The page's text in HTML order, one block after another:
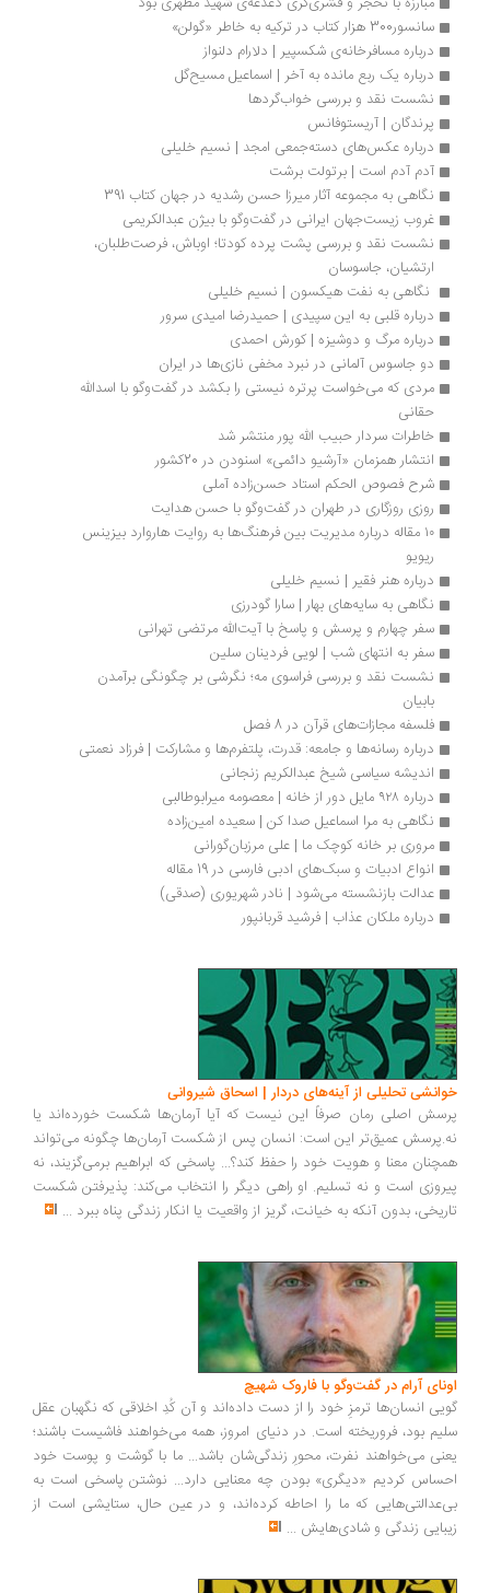
سانسور300 هزار کتاب در ترکیه به خاطر «گولن»
درباره مسافرخانه‌ی شکسپیر | دلارام دلنواز
درباره یک ربع مانده به آخر | اسماعیل مسیح‌گل
نشست نقد و بررسی خواب‌گردها
پرندگان | آریستوفانس
درباره عکس‌های دسته‌جمعی امجد | نسیم خلیلی
آدم آدم است | برتولت برشت
نگاهی به مجموعه آثار میرزا حسن رشدیه در جهان کتاب 391
غروب زیست‌جهان ایرانی در گفت‌وگو با بیژن عبدالکریمی
نشست نقد و بررسی پشت پرده کودتا؛ اوباش، فرصت‌طلبان،
ارتشیان، جاسوسان
نگاهی به نفت هیکسون | نسیم خلیلی
درباره قلبی به این سپیدی | حمیدرضا امیدی سرور
درباره مرگ و دوشیزه | کورش احمدی
دو جاسوس آلمانی در نبرد مخفی نازی‌ها در ایران
مردی که می‌خواست پرتره نیستی را بکشد در گفت‌وگو با اسدالله
خاطرات سردار حبیب الله پور منتشر شد
انتشار همزمان «آرشیو دائمی» اسنودن در 20کشور
شرح فصوص الحکم استاد حسن‌زاده آملی
روزی روزگاری در طهران در گفت‌وگو با حسن هدایت
۱۰ مقاله درباره مدیریت بین فرهنگ‌ها به روایت هاروارد بیزینس
درباره هنر فقیر | نسیم خلیلی
نگاهی به سایه‌های بهار | سارا گودرزی
سفر چهارم و پرسش و پاسخ‌ با آیت‌الله مرتضی تهرانی
سفر به انتهای شب | لویی فردینان سلین
فلسفه مجازات‌های قرآن در 8 فصل
درباره رسانه‌ها و جامعه: قدرت، پلتفرم‌ها و مشارکت | فرزاد نعمتی
اندیشه سیاسی شیخ عبدالکریم زنجانی
درباره ۹۲۸ مایل دور از خانه | معصومه میرابوطالبی
نگاهی به مرا اسماعیل صدا کن | سعیده امین‌زاده
مروری بر خانه کوچک ما | علی مرزبان‌گورانی
انواع ادبیات و سبک‌های ادبی فارسی در 19 مقاله
عدالت بازنشسته می‌شود | نادر شهریوری (صدقی)
درباره ملكان عذاب | فرشید قربانپور
تحلیلی از آینه‌های دردار | اسحاق شیروانی
اصلی رمان صرفاً این نیست که آیا آرمان‌ها شکست خورده‌اند یا
عمیق‌تر این است: انسان پس از شکست آرمان‌ها چگونه می‌تواند
معنا و هویت خود را حفظ کند؟... پاسخی که ابراهیم برمی‌گزیند، نه
است و نه تسلیم. او راهی دیگر را انتخاب می‌کند: پذیرفتن شکست
بدون آنکه به خیانت، گریز از واقعیت یا انکار زندگی پناه ببرد...
آرام در گفت‌وگو با فاروک شهیچ‭
انسان‌ها ترمزِ خود را از دست داده‌اند و آن کُدِ اخلاقی که نگهبان عقل
بود، فروریخته است. در دنیای امروز، همه می‌خواهند فاشیست باشند؛
می‌خواهند نفرت، محورِ زندگی‌شان باشد... ما با گوشت و پوست خود
کردیم «دیگری» بودن چه معنایی دارد... نوشتن پاسخی است به
که ما را احاطه کرده‌اند، و در عین حال، ستایشی است از
زندگی و شادی‌هایش...